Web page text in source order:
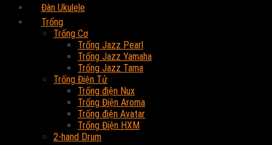
Đàn Ukulele
Trống
Trống Cơ
Trống Jazz Pearl
Trống Jazz Yamaha
Trống Jazz Tama
Trống Điện Tử
Trống điện Nux
Trống Điện Aroma
Trống điện Avatar
Trống Điện HXM
2-hand Drum